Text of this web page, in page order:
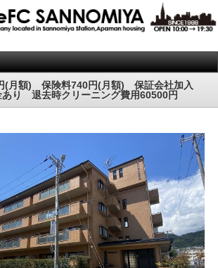
(月額) 保険料740円(月額) 保証会社加入
り 退去時クリーニング費用60500円